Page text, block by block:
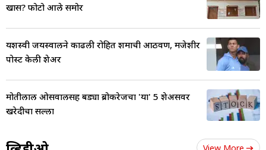
खास? फोटो आले समोर
यशस्वी जयस्वालने काढली रोहित शर्माची आठवण, मजेशीर
पोस्ट केली शेअर
मोतीलाल ओसवालसह बड्या ब्रोकरेजचा 'या' 5 शेअर्सवर
खरेदीचा सल्ला